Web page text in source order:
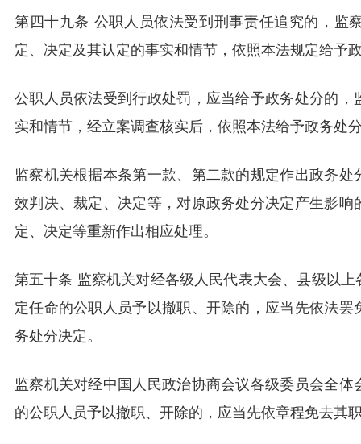
第四十九条 公职人员依法受到刑事责任追究的，监
定、决定及其认定的事实和情节，依照本法规定给予
公职人员依法受到行政处罚，应当给予政务处分的
实和情节，经立案调查核实后，依照本法给予政务处
监察机关根据本条第一款、第二款的规定作出政务
效判决、裁定、决定等，对原政务处分决定产生影
定、决定等重新作出相应处理。
第五十条 监察机关对经各级人民代表大会、县级以
定任命的公职人员予以撤职、开除的，应当先依法
务处分决定。
监察机关对经中国人民政治协商会议各级委员会全
的公职人员予以撤职、开除的，应当先依章程免去其